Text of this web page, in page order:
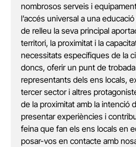
nombrosos serveis i
l’accés universal a una
de relleu la seva principal
territori, la proximitat i la
necessitats específiques de la
doncs, oferir un punt de
representants dels ens locals,
tercer sector i altres
de la proximitat amb la intenció
presentar experiències i
feina que fan els ens locals en
posar-vos en contacte amb